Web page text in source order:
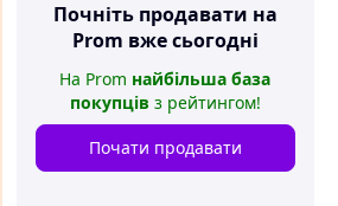
Почніть продавати на
Prom вже сьогодні
На Prom найбільша база
покупців з рейтингом!
Почати продавати